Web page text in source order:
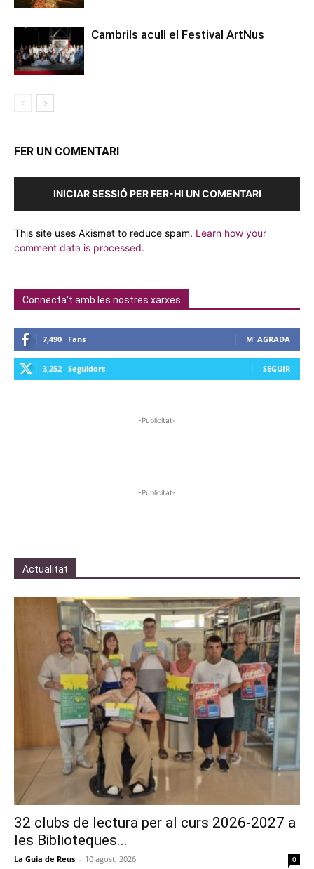
Cambrils acull el Festival ArtNus
FER UN COMENTARI
INICIAR SESSIÓ PER FER-HI UN COMENTARI
This site uses Akismet to reduce spam. Learn how your
comment data is processed.
Connecta't amb les nostres xarxes
7,490 Fans M' AGRADA
3,252 Seguidors SEGUIR
-Publicitat-
-Publicitat-
Actualitat
32 clubs de lectura per al curs 2026-2027 a
les Biblioteques...
La Guia de Reus - 10 agost, 2026 0